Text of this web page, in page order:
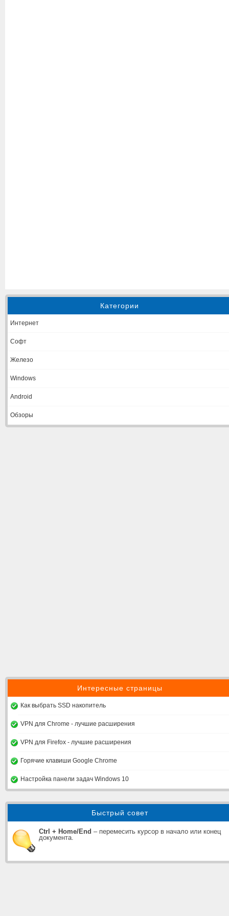
Категории
Интернет
Софт
Железо
Windows
Android
Обзоры
Интересные страницы
Как выбрать SSD накопитель
VPN для Chrome - лучшие расширения
VPN для Firefox - лучшие расширения
Горячие клавиши Google Chrome
Настройка панели задач Windows 10
Быстрый совет
Ctrl + Home/End – перемесить курсор в начало или конец
документа.